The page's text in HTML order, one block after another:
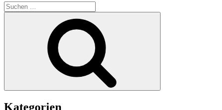
Suche
nach:
Kategorien